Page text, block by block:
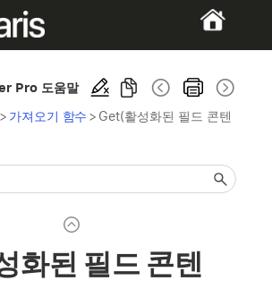
Pro 도움말
> 가져오기 함수 > Get(활성화된 필드 콘텐
화된 필드 콘텐